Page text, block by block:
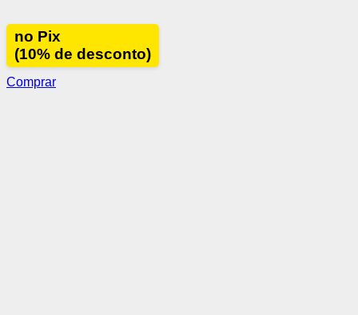
no Pix
(10% de desconto)
Comprar